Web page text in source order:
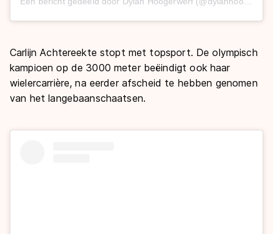
Carlijn Achtereekte stopt met topsport. De olympisch
kampioen op de 3000 meter beëindigt ook haar
wielercarrière, na eerder afscheid te hebben genomen
van het langebaanschaatsen.